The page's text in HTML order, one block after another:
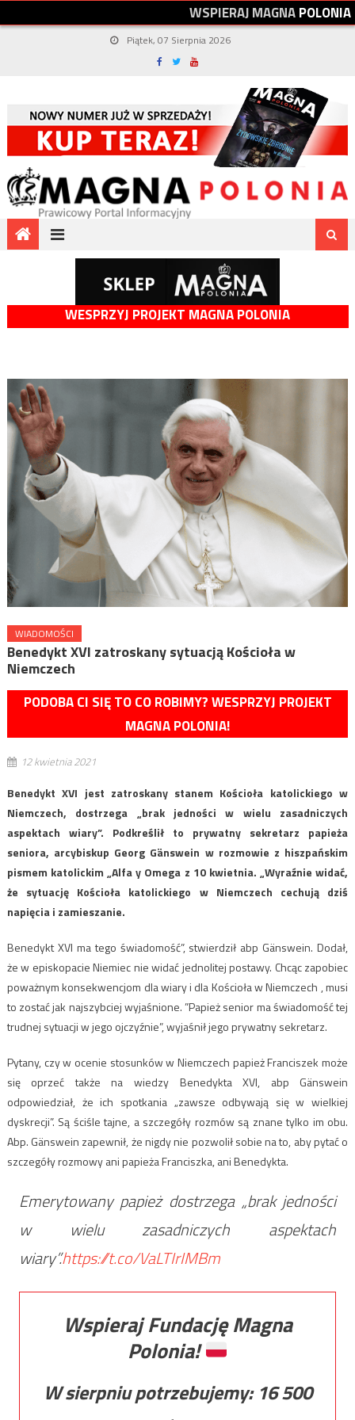
WSPIERAJMAGNAPOLONIA
Piątek, 07 Sierpnia 2026
WESPRZYJ PROJEKT MAGNA POLONIA
WIADOMOŚCI
Benedykt XVI zatroskany sytuacją Kościoła w
Niemczech
PODOBA CI SIĘ TO CO ROBIMY? WESPRZYJ PROJEKT
MAGNA POLONIA!
12 kwietnia 2021
Benedykt XVI jest zatroskany stanem Kościoła katolickiego w
Niemczech, dostrzega „brak jedności w wielu zasadniczych
aspektach wiary”. Podkreślił to prywatny sekretarz papieża
seniora, arcybiskup Georg Gänswein w rozmowie z hiszpańskim
pismem katolickim „Alfa y Omega z 10 kwietnia. „Wyraźnie widać,
że sytuację Kościoła katolickiego w Niemczech cechują dziś
napięcia i zamieszanie.
Benedykt XVI ma tego świadomość”, stwierdził abp Gänswein. Dodał,
że w episkopacie Niemiec nie widać jednolitej postawy. Chcąc zapobiec
poważnym konsekwencjom dla wiary i dla Kościoła w Niemczech , musi
to zostać jak najszybciej wyjaśnione. ”Papież senior ma świadomość tej
trudnej sytuacji w jego ojczyźnie”, wyjaśnił jego prywatny sekretarz.
Pytany, czy w ocenie stosunków w Niemczech papież Franciszek może
się oprzeć także na wiedzy Benedykta XVI, abp Gänswein
odpowiedział, że ich spotkania „zawsze odbywają się w wielkiej
dyskrecji”. Są ściśle tajne, a szczegóły rozmów są znane tylko im obu.
Abp. Gänswein zapewnił, że nigdy nie pozwolił sobie na to, aby pytać o
szczegóły rozmowy ani papieża Franciszka, ani Benedykta.
Emerytowany papież dostrzega „brak jedności
w wielu zasadniczych aspektach
wiary”.https://t.co/VaLTIrIMBm
Wspieraj Fundację Magna
Polonia!
W sierpniu potrzebujemy: 16 500